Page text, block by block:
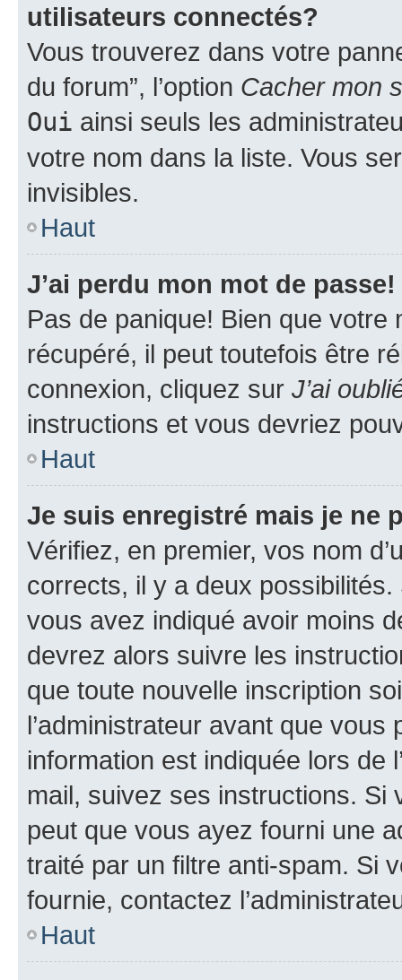
utilisateurs connectés?
Vous trouverez dans votre
du forum”, l’option Cacher mon
Oui ainsi seuls les
votre nom dans la liste. Vous
invisibles.
Haut
J’ai perdu mon mot de passe!
Pas de panique! Bien que
récupéré, il peut toutefois être
connexion, cliquez sur J’ai
instructions et vous devriez
Haut
Je suis enregistré mais je ne
Vérifiez, en premier, vos nom
corrects, il y a deux
vous avez indiqué avoir moins
devrez alors suivre les
que toute nouvelle inscription
l’administrateur avant que
information est indiquée lors de
mail, suivez ses instructions. Si
peut que vous ayez fourni une
traité par un filtre anti-spam. Si
fournie, contactez
Haut